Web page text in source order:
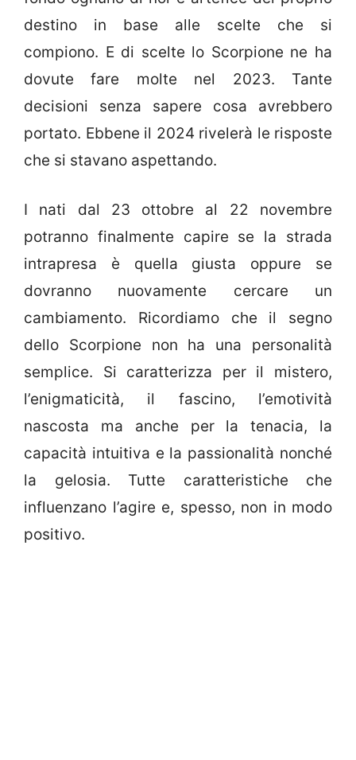
destino in base alle scelte che si
compiono. E di scelte lo Scorpione ne ha
dovute fare molte nel 2023. Tante
decisioni senza sapere cosa avrebbero
portato. Ebbene il 2024 rivelerà le risposte
che si stavano aspettando.
I nati dal 23 ottobre al 22 novembre
potranno finalmente capire se la strada
intrapresa è quella giusta oppure se
dovranno nuovamente cercare un
cambiamento. Ricordiamo che il segno
dello Scorpione non ha una personalità
semplice. Si caratterizza per il mistero,
l’enigmaticità, il fascino, l’emotività
nascosta ma anche per la tenacia, la
capacità intuitiva e la passionalità nonché
la gelosia. Tutte caratteristiche che
influenzano l’agire e, spesso, non in modo
positivo.